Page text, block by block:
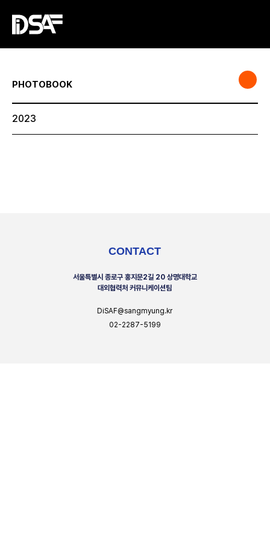
PHOTOBOOK
2023
CONTACT
서울특별시 종로구 홍지문2길 20 상명대학교
대외협력처 커뮤니케이션팀
DiSAF@sangmyung.kr
02-2287-5199